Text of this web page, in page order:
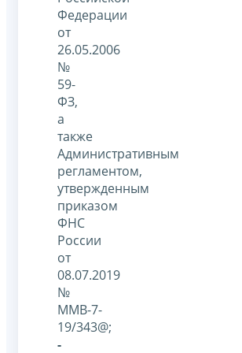
Федерации
от
26.05.2006
№
59-
ФЗ,
а
также
Административным
регламентом,
утвержденным
приказом
ФНС
России
от
08.07.2019
№
ММВ-7-
19/343@;
-